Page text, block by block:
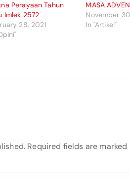
Perayaan Tahun
Imlek 2572
28, 2021
MASA
November
In "Artikel"
Required fields are marked